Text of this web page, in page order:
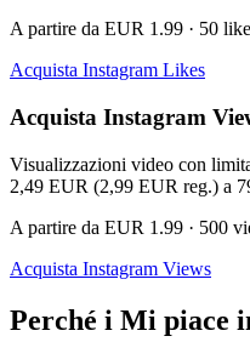
A partire da EUR 1.99 · 50
Acquista Instagram Likes
Acquista Instagram
Visualizzazioni video con
2,49 EUR (2,99 EUR reg.) a
A partire da EUR 1.99 · 500
Acquista Instagram Views
Perché i Mi piace